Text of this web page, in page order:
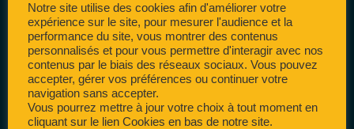
Notre site utilise des cookies afin d'améliorer votre
expérience sur le site, pour mesurer l'audience et la
performance du site, vous montrer des contenus
personnalisés et pour vous permettre d'interagir avec nos
contenus par le biais des réseaux sociaux. Vous pouvez
accepter, gérer vos préférences ou continuer votre
navigation sans accepter.
Vous pourrez mettre à jour votre choix à tout moment en
cliquant sur le lien Cookies en bas de notre site.